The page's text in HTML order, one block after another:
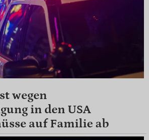
wegen
in den USA
auf Familie ab